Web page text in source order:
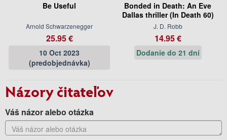
Be Useful
Arnold Schwarzenegger
25.95 €
10 Oct 2023
(predobjednávka)
Bonded in Death: An Eve
Dallas thriller (In Death 60)
J. D. Robb
14.95 €
Dodanie do 21 dní
Názory čitateľov
Váš názor alebo otázka